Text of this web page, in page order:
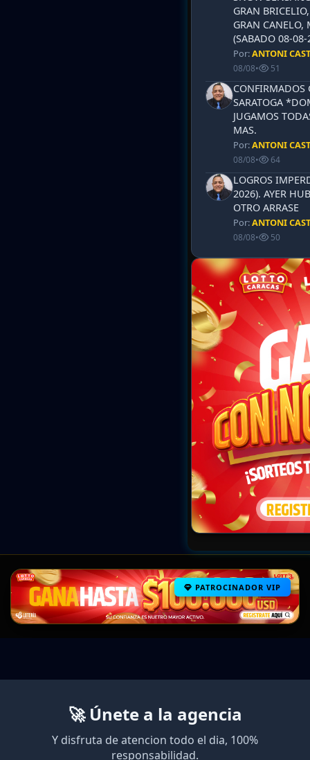
GRAN
GRAN CANELO,
(SABADO 08-
Por:ANTONI
08/08• 51
CONFIRMADOS
SARATOGA
JUGAMOS
MAS.
Por:ANTONI
08/08• 64
LOGROS
2026). AYER
OTRO ARRASE
Por:ANTONI
08/08• 50
PATROCINADOR VIP
🚀 Únete a la agencia
Y disfruta de atencion todo el dia, 100%
responsabilidad.